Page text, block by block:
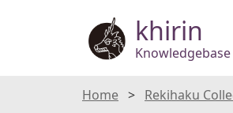
khirin
Home Rekihaku